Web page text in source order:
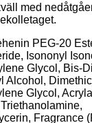
med
PEG-20
Isononyl
Glycol, Bis-
Alcohol,
Glycol,
Fragrance